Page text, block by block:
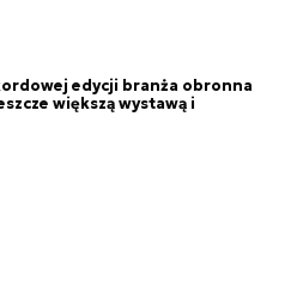
edycji branża obronna
większą wystawą i